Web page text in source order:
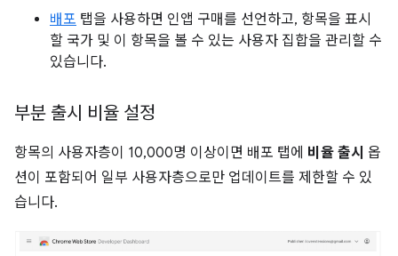
배포 탭을 사용하면 인앱 구매를 선언하고, 항목을 표시
할 국가 및 이 항목을 볼 수 있는 사용자 집합을 관리할 수
있습니다.
부분 출시 비율 설정
항목의 사용자층이 10,000명 이상이면 배포 탭에 비율 출시 옵
션이 포함되어 일부 사용자층으로만 업데이트를 제한할 수 있
습니다.